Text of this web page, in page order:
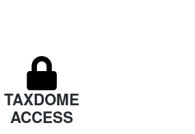
TAXDOME
ACCESS